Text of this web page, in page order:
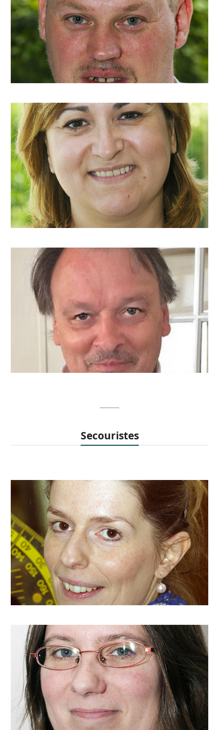
Monsieur S. Chemin
s.chemin@arjette.com
Madame C. Makavou
c.makavou@arjette.com
Monsieur JM. Vandeloise
jm.vandeloise@arjette.com
Secouristes
Madame C. Nauts
c.nauts@arjette.com
Madame N. Meyermans
n.meyermans@arjette.com